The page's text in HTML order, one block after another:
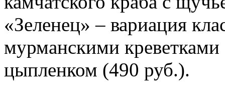
«Зеленец» – вариация
мурманскими
цыпленком (490 руб.).